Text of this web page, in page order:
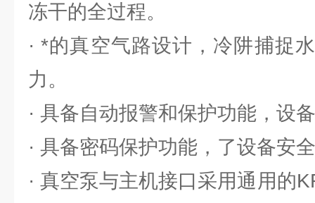
冻干的全过程。
· *的真空气路设计，冷阱捕捉
力。
· 具备自动报警和保护功能，设
· 具备密码保护功能，了设备安
· 真空泵与主机接口采用通用的